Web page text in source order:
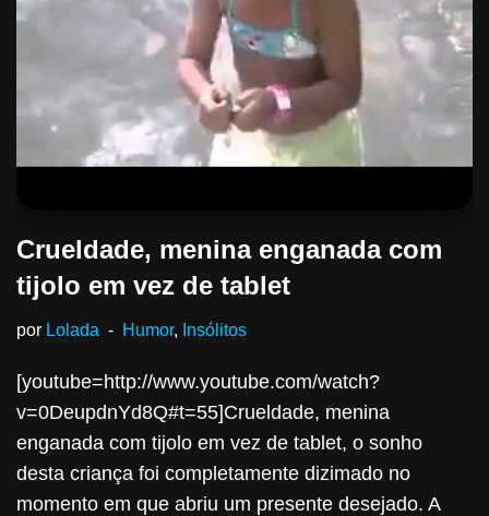
Crueldade, menina enganada com
tijolo em vez de tablet
por Lolada Humor, Insólitos
[youtube=http://www.youtube.com/watch?
v=0DeupdnYd8Q#t=55]Crueldade, menina
enganada com tijolo em vez de tablet, o sonho
desta criança foi completamente dizimado no
momento em que abriu um presente desejado. A